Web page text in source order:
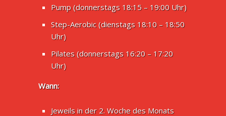
Pump (donnerstags 18:15 – 19:00 Uhr)
Step-Aerobic (dienstags 18:10 – 18:50
Uhr)
Pilates (donnerstags 16:20 – 17:20
Uhr)
Wann:
Jeweils in der 2. Woche des Monats